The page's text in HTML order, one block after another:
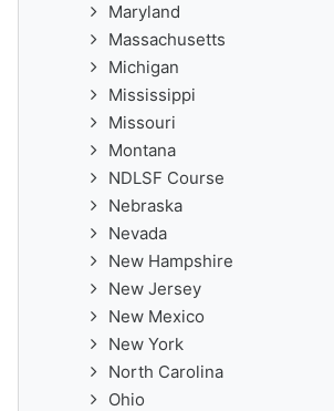
Maryland
Massachusetts
Michigan
Mississippi
Missouri
Montana
NDLSF Course
Nebraska
Nevada
New Hampshire
New Jersey
New Mexico
New York
North Carolina
Ohio